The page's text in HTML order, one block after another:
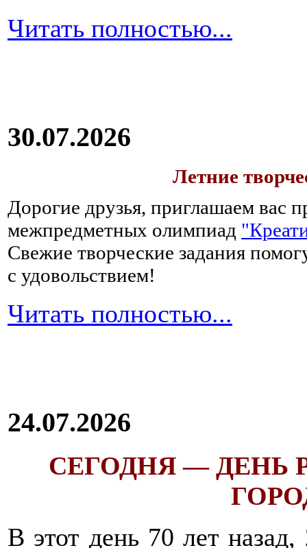
Читать полностью...
30.07.2026
Летние
Дорогие друзья, приглашаем вас
межпредметных олимпиад
Свежие творческие задания
с удовольствием!
Читать полностью...
24.07.2026
СЕГОДНЯ — ДЕНЬ
В этот день 70 лет